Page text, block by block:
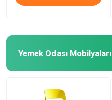
Yemek Odası Mobilyaları